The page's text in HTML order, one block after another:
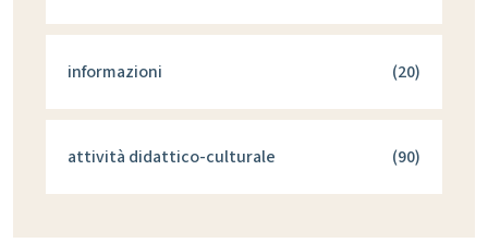
informazioni (20)
attività didattico-culturale (90)